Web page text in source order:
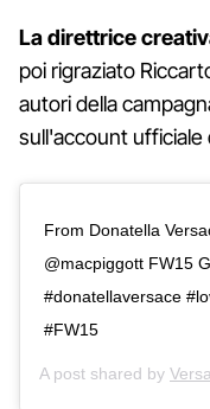
La direttrice
poi rigraziato
autori della
sull'account ufficiale
From Donatella
@macpiggott FW15
#donatellaversace
#FW15
A post shared by